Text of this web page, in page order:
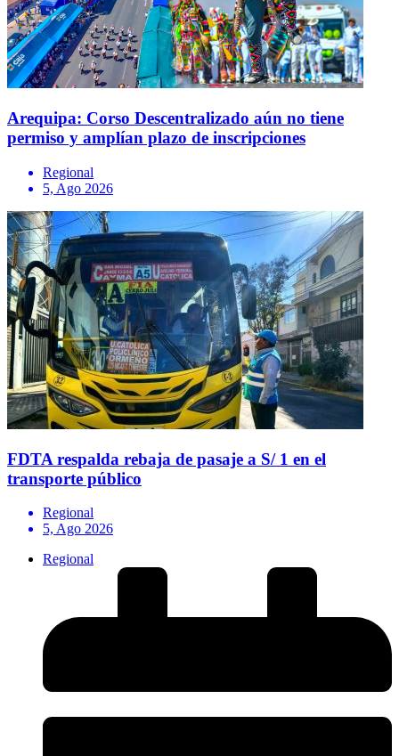
Arequipa: Corso Descentralizado aún no tiene
permiso y amplían plazo de inscripciones
Regional
5, Ago 2026
FDTA respalda rebaja de pasaje a S/ 1 en el
transporte público
Regional
5, Ago 2026
Regional